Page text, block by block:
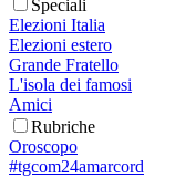
Speciali
Elezioni Italia
Elezioni estero
Grande Fratello
L'isola dei famosi
Amici
Rubriche
Oroscopo
#tgcom24amarcord